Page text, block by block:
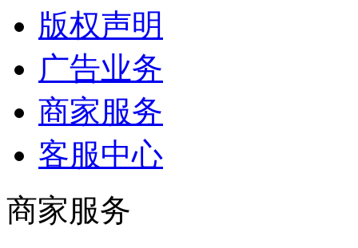
版权声明
广告业务
商家服务
客服中心
商家服务